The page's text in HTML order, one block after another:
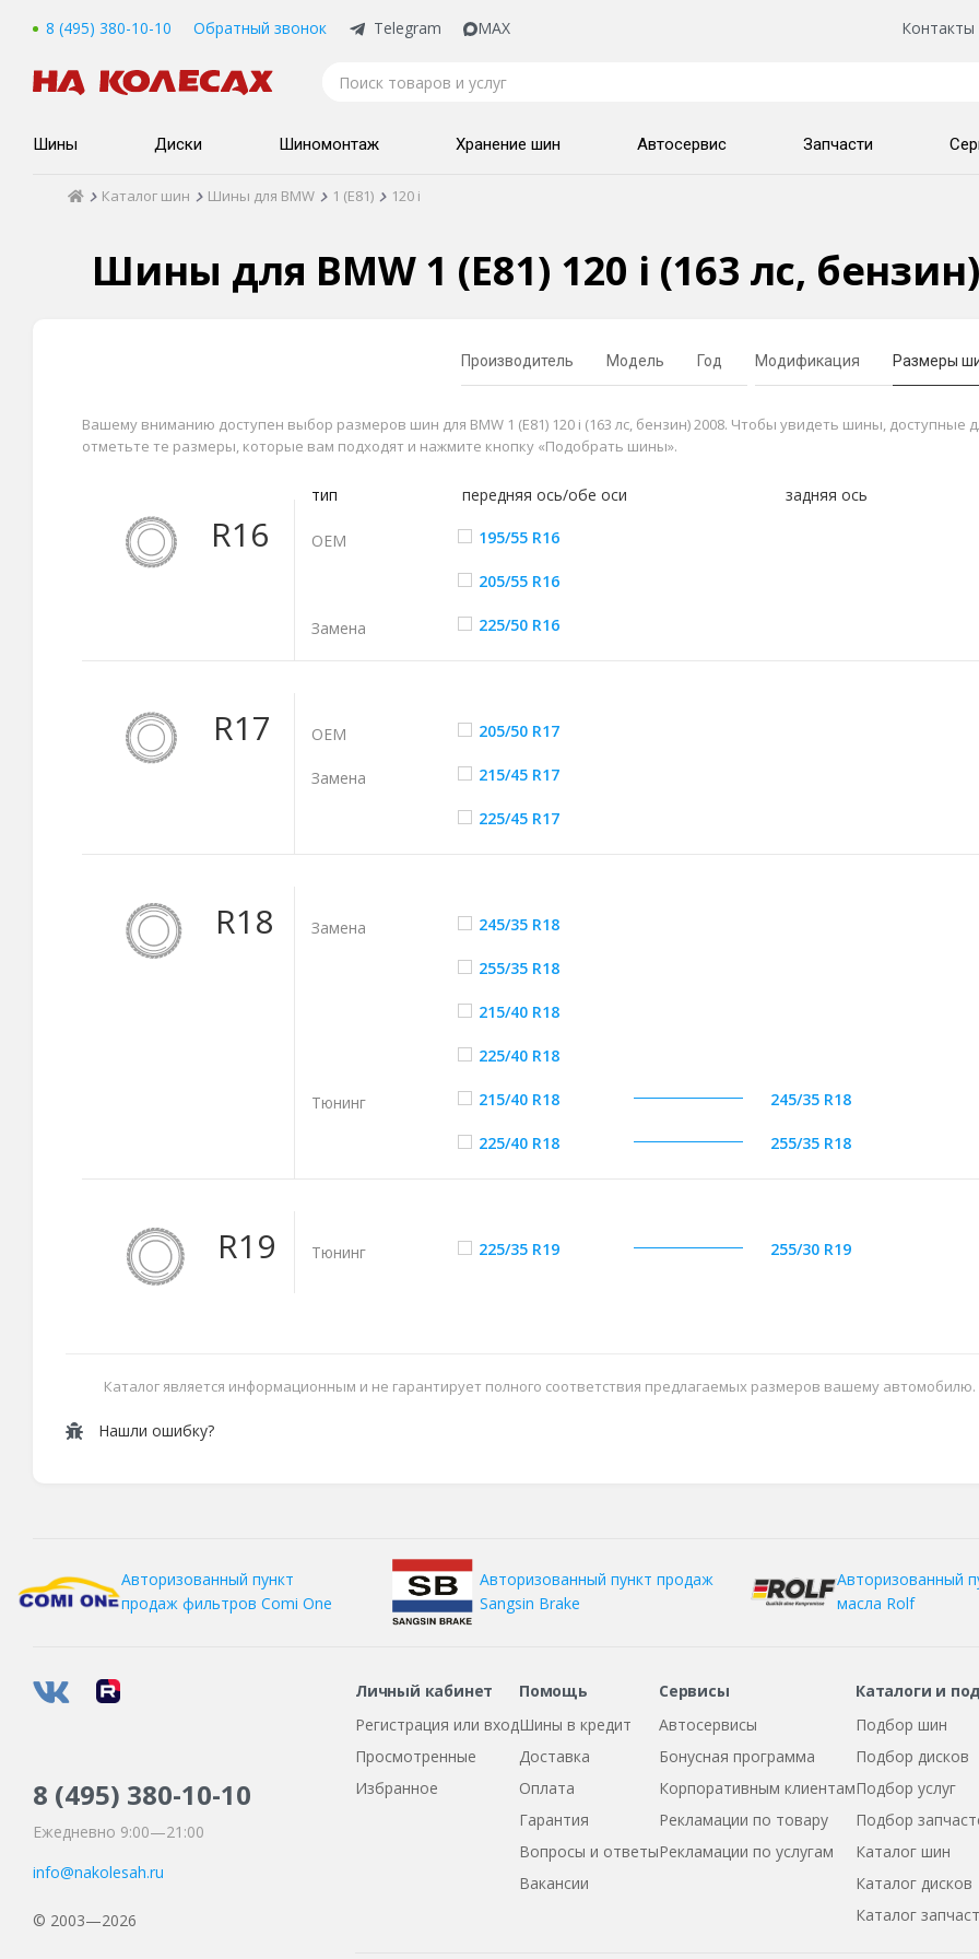
8 (495) 380-10-10 Обратный звонок Telegram MAX Контакты
Шины Диски Шиномонтаж Хранение шин Автосервис Запчасти
Каталог шин Шины для BMW 1 (E81) 120 i
Шины для BMW 1 (E81) 120 i (163 лс,
Производитель Модель Год Модификация Размеры
Вашему вниманию доступен выбор размеров шин для BMW 1 (E81) 120 i (163 лс, бензин) 2008. Чтобы увидеть шины, доступные
отметьте те размеры, которые вам подходят и нажмите кнопку «Подобрать шины».
R16
тип передняя ось/обе оси задняя ось
ОЕМ 195/55 R16
205/55 R16
Замена 225/50 R16
R17 ОЕМ 205/50 R17
Замена 215/45 R17
225/45 R17
R18 Замена 245/35 R18
255/35 R18
215/40 R18
225/40 R18
Тюнинг 215/40 R18 245/35 R18
225/40 R18 255/35 R18
R19 Тюнинг 225/35 R19 255/30 R19
Каталог является информационным и не гарантирует полного соответствия предлагаемых размеров вашему автомобилю.
Нашли ошибку?
Авторизованный пункт
продаж фильтров Comi One
Авторизованный пункт продаж
Sangsin Brake
Авторизованный
масла Rolf
8 (495) 380-10-10
Ежедневно 9:00—21:00
info@nakolesah.ru
© 2003—2026
Личный кабинет
Регистрация или вход
Просмотренные
Избранное
Помощь
Шины в кредит
Доставка
Оплата
Гарантия
Вопросы и ответы
Вакансии
Сервисы
Автосервисы
Бонусная программа
Корпоративным клиентам
Рекламации по товару
Рекламации по услугам
Каталоги и
Подбор шин
Подбор дисков
Подбор услуг
Подбор
Каталог шин
Каталог дисков
Каталог